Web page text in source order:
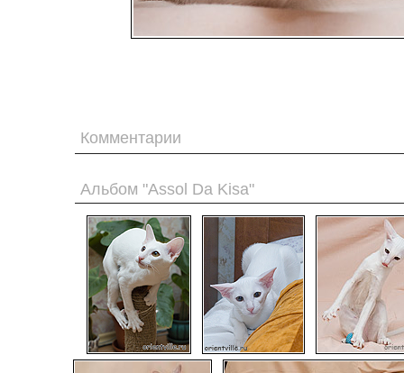
Комментарии
Альбом "Assol Da Kisa"